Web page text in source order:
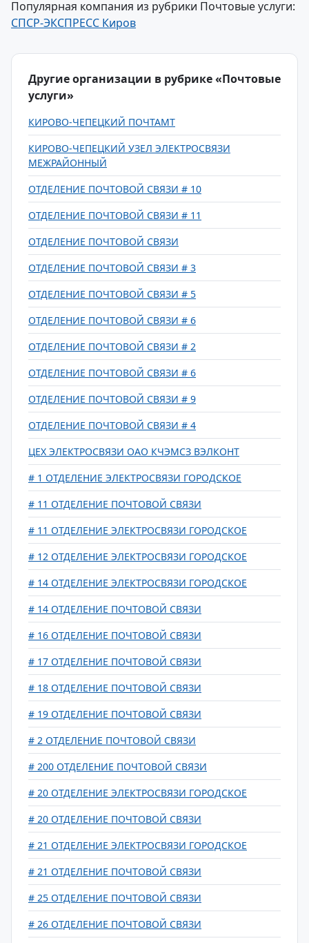
Популярная компания из рубрики Почтовые услуги:
СПСР-ЭКСПРЕСС Киров
Другие организации в рубрике «Почтовые
услуги»
КИРОВО-ЧЕПЕЦКИЙ ПОЧТАМТ
КИРОВО-ЧЕПЕЦКИЙ УЗЕЛ ЭЛЕКТРОСВЯЗИ
МЕЖРАЙОННЫЙ
ОТДЕЛЕНИЕ ПОЧТОВОЙ СВЯЗИ # 10
ОТДЕЛЕНИЕ ПОЧТОВОЙ СВЯЗИ # 11
ОТДЕЛЕНИЕ ПОЧТОВОЙ СВЯЗИ
ОТДЕЛЕНИЕ ПОЧТОВОЙ СВЯЗИ # 3
ОТДЕЛЕНИЕ ПОЧТОВОЙ СВЯЗИ # 5
ОТДЕЛЕНИЕ ПОЧТОВОЙ СВЯЗИ # 6
ОТДЕЛЕНИЕ ПОЧТОВОЙ СВЯЗИ # 2
ОТДЕЛЕНИЕ ПОЧТОВОЙ СВЯЗИ # 6
ОТДЕЛЕНИЕ ПОЧТОВОЙ СВЯЗИ # 9
ОТДЕЛЕНИЕ ПОЧТОВОЙ СВЯЗИ # 4
ЦЕХ ЭЛЕКТРОСВЯЗИ ОАО КЧЭМСЗ ВЭЛКОНТ
# 1 ОТДЕЛЕНИЕ ЭЛЕКТРОСВЯЗИ ГОРОДСКОЕ
# 11 ОТДЕЛЕНИЕ ПОЧТОВОЙ СВЯЗИ
# 11 ОТДЕЛЕНИЕ ЭЛЕКТРОСВЯЗИ ГОРОДСКОЕ
# 12 ОТДЕЛЕНИЕ ЭЛЕКТРОСВЯЗИ ГОРОДСКОЕ
# 14 ОТДЕЛЕНИЕ ЭЛЕКТРОСВЯЗИ ГОРОДСКОЕ
# 14 ОТДЕЛЕНИЕ ПОЧТОВОЙ СВЯЗИ
# 16 ОТДЕЛЕНИЕ ПОЧТОВОЙ СВЯЗИ
# 17 ОТДЕЛЕНИЕ ПОЧТОВОЙ СВЯЗИ
# 18 ОТДЕЛЕНИЕ ПОЧТОВОЙ СВЯЗИ
# 19 ОТДЕЛЕНИЕ ПОЧТОВОЙ СВЯЗИ
# 2 ОТДЕЛЕНИЕ ПОЧТОВОЙ СВЯЗИ
# 200 ОТДЕЛЕНИЕ ПОЧТОВОЙ СВЯЗИ
# 20 ОТДЕЛЕНИЕ ЭЛЕКТРОСВЯЗИ ГОРОДСКОЕ
# 20 ОТДЕЛЕНИЕ ПОЧТОВОЙ СВЯЗИ
# 21 ОТДЕЛЕНИЕ ЭЛЕКТРОСВЯЗИ ГОРОДСКОЕ
# 21 ОТДЕЛЕНИЕ ПОЧТОВОЙ СВЯЗИ
# 25 ОТДЕЛЕНИЕ ПОЧТОВОЙ СВЯЗИ
# 26 ОТДЕЛЕНИЕ ПОЧТОВОЙ СВЯЗИ